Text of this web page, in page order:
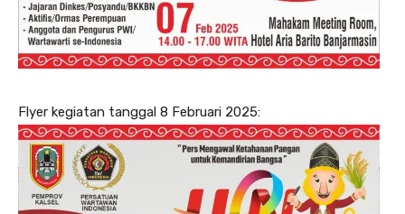
Flyer kegiatan tanggal 8 Februari 2025: